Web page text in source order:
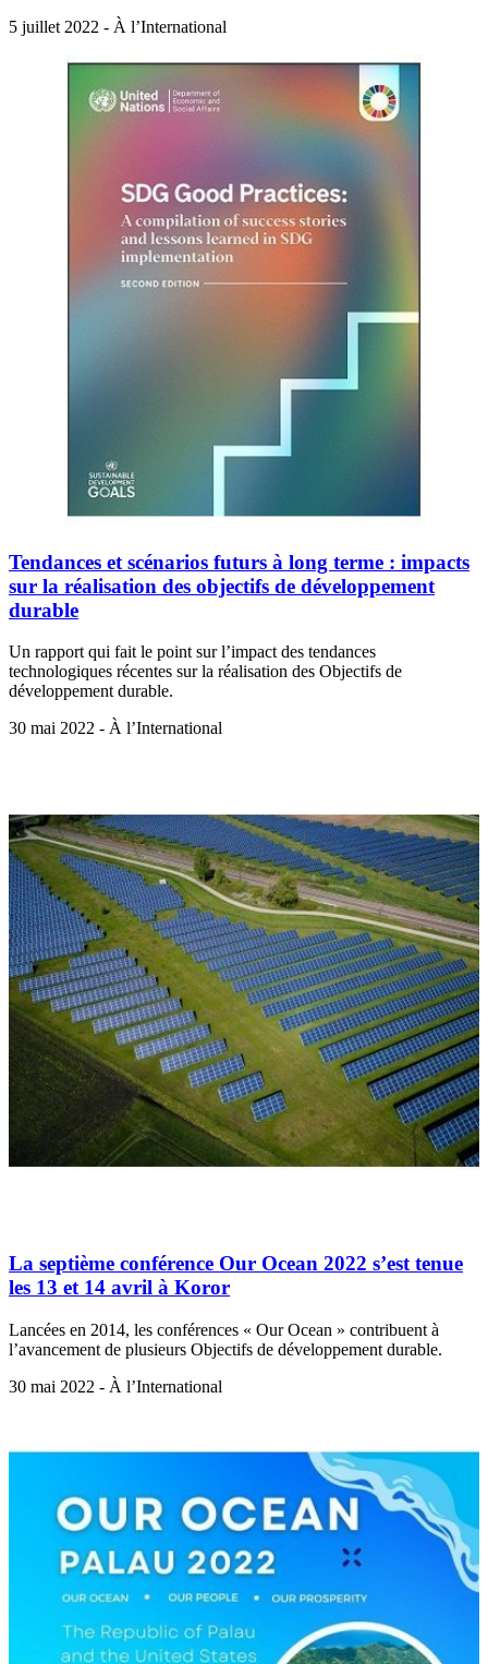
5 juillet 2022 - À l’International
Tendances et scénarios futurs à long terme : impacts
sur la réalisation des objectifs de développement
durable
Un rapport qui fait le point sur l’impact des tendances
technologiques récentes sur la réalisation des Objectifs de
développement durable.
30 mai 2022 - À l’International
La septième conférence Our Ocean 2022 s’est tenue
les 13 et 14 avril à Koror
Lancées en 2014, les conférences « Our Ocean » contribuent à
l’avancement de plusieurs Objectifs de développement durable.
30 mai 2022 - À l’International